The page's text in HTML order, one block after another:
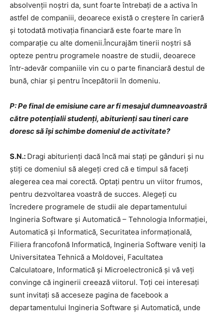
absolvenții noștri da, sunt foarte întrebați de a activa în
astfel de companiii, deoarece există o creștere în carieră
și totodată motivația financiară este foarte mare în
comparație cu alte domenii.Încurajăm tinerii noștri să
opteze pentru programele noastre de studii, deoarece
într-adevăr companiile vin cu o parte financiară destul de
bună, chiar și pentru începătorii în domeniu.
P: Pe final de emisiune care ar fi mesajul dumneavoastră
către potențialii studenți, abiturienți sau tineri care
doresc să își schimbe domeniul de activitate?
S.N.: Dragi abiturienți dacă încă mai stați pe gânduri și nu
știți ce domeniul să alegeți cred că e timpul să faceți
alegerea cea mai corectă. Optați pentru un viitor frumos,
pentru dezvoltarea voastră de succes. Alegeți cu
încredere programele de studii ale departamentului
Ingineria Software și Automatică – Tehnologia Informației,
Automatică și Informatică, Securitatea informațională,
Filiera francofonă Informatică, Ingineria Software veniți la
Universitatea Tehnică a Moldovei, Facultatea
Calculatoare, Informatică și Microelectronică și vă veți
convinge că inginerii creează viitorul. Toți cei interesați
sunt invitați să acceseze pagina de facebook a
departamentului Ingineria Software și Automatică, unde